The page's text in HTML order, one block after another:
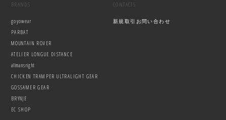
BRANDS
goyowear
PARBAT
MOUNTAIN ROVER
ATELIER LONGUE DISTANCE
allmansright
CHICKEN TRAMPER ULTRALIGHT GEAR
GOSSAMER GEAR
BRYNJE
EC SHOP
CONTACTS
新規取引お問い合わせ